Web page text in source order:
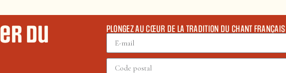
du PLONGEZ AU CŒUR DE LA TRADITION DU CHANT FRANÇAIS